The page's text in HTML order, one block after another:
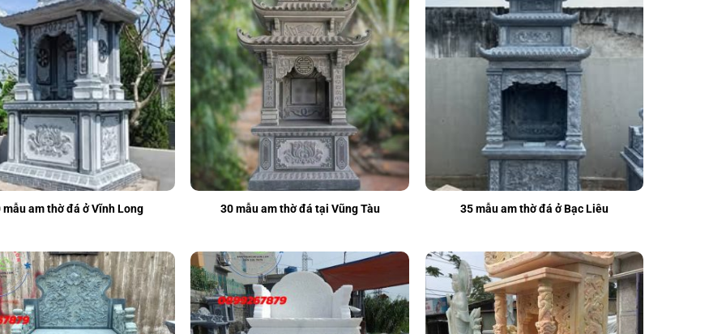
mẫu am thờ đá ở Vĩnh Long 30 mẫu am thờ đá tại Vũng Tàu 35 mẫu am thờ đá ở Bạc Liêu